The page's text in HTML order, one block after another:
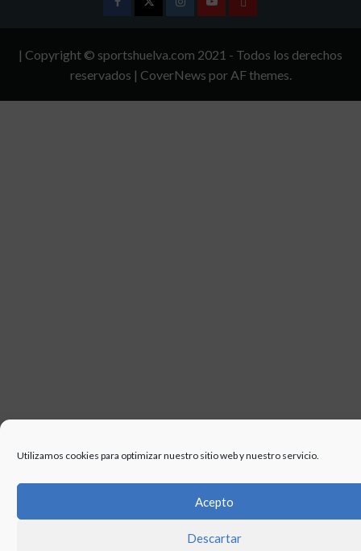
Utilizamos cookies para optimizar nuestro sitio web y nuestro servicio.
Acepto
Descartar
InstagramYoutubeTÉRMINOS
CONDICIONES
| Copyright © sportshuelva.com 2021 - Todos los derechos
reservados | CoverNews por AF themes.